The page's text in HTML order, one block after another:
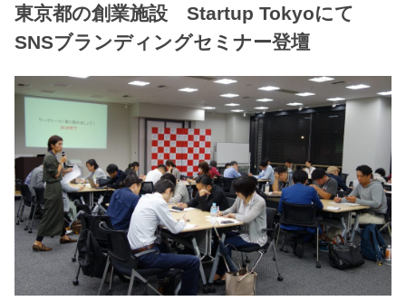
東京都の創業施設 Startup Tokyoにて
SNSブランディングセミナー登壇